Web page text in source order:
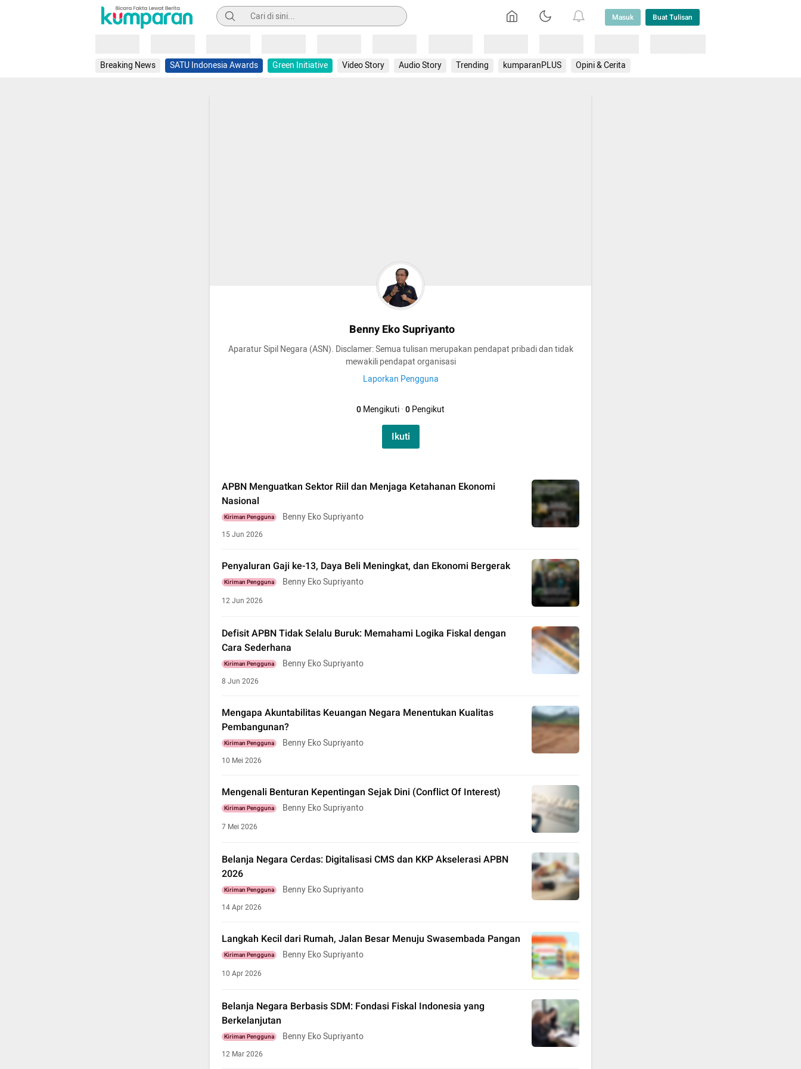
Pencarian Masuk Buat Tulisan
Breaking News SATU Indonesia Awards Green Initiative Video Story Audio Story Trending kumparanPLUS Opini & Cerita
Benny Eko Supriyanto
Aparatur Sipil Negara (ASN). Disclamer: Semua tulisan merupakan pendapat pribadi dan tidak
mewakili pendapat organisasi
Laporkan Pengguna
0Mengikuti·0Pengikut
Ikuti
APBN Menguatkan Sektor Riil dan Menjaga Ketahanan Ekonomi
Nasional
Kiriman Pengguna Benny Eko Supriyanto
15 Jun 2026
Penyaluran Gaji ke-13, Daya Beli Meningkat, dan Ekonomi Bergerak
Kiriman Pengguna Benny Eko Supriyanto
12 Jun 2026
Defisit APBN Tidak Selalu Buruk: Memahami Logika Fiskal dengan
Cara Sederhana
Kiriman Pengguna Benny Eko Supriyanto
8 Jun 2026
Mengapa Akuntabilitas Keuangan Negara Menentukan Kualitas
Pembangunan?
Kiriman Pengguna Benny Eko Supriyanto
10 Mei 2026
Mengenali Benturan Kepentingan Sejak Dini (Conflict Of Interest)
Kiriman Pengguna Benny Eko Supriyanto
7 Mei 2026
Belanja Negara Cerdas: Digitalisasi CMS dan KKP Akselerasi APBN
2026
Kiriman Pengguna Benny Eko Supriyanto
14 Apr 2026
Langkah Kecil dari Rumah, Jalan Besar Menuju Swasembada Pangan
Kiriman Pengguna Benny Eko Supriyanto
10 Apr 2026
Belanja Negara Berbasis SDM: Fondasi Fiskal Indonesia yang
Berkelanjutan
Kiriman Pengguna Benny Eko Supriyanto
12 Mar 2026